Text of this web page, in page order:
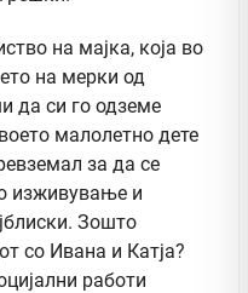
на мајка, која во
на мерки од
да си го одземе
малолетно дете
за да се
изживување и
Зошто
со Ивана и Катја?
работи